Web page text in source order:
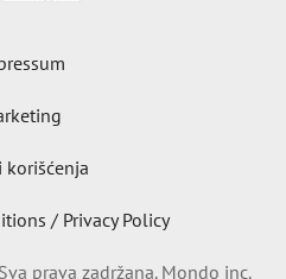
korišćenja
/ Privacy Policy
prava zadržana. Mondo inc.